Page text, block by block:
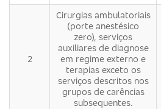
2
Cirurgias ambulatoriais
(porte anestésico
zero), serviços
auxiliares de diagnose
em regime externo e
terapias exceto os
serviços descritos nos
grupos de carências
subsequentes.